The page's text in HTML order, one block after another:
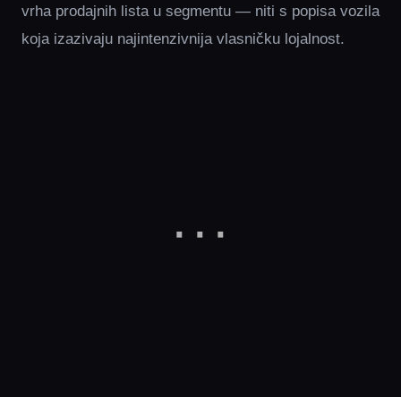
vrha prodajnih lista u segmentu — niti s popisa vozila
koja izazivaju najintenzivnija vlasničku lojalnost.